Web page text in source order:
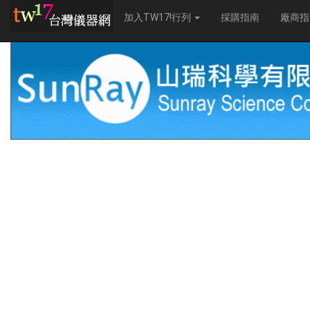
加入TW17!行列 採購指南 廠商